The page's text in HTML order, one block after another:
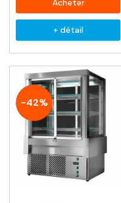
Acheter
+ détail
-42%